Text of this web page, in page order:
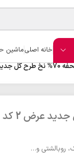
خانه اصلیماشین
گل جدید عرض 2 کد 442
روبالشتی و…